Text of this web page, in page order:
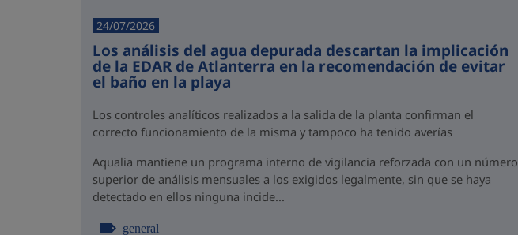
24/07/2026
Los análisis del agua depurada descartan la implicación
de la EDAR de Atlanterra en la recomendación de evitar
el baño en la playa
Los controles analíticos realizados a la salida de la planta confirman el
correcto funcionamiento de la misma y tampoco ha tenido averías
Aqualia mantiene un programa interno de vigilancia reforzada con un número
superior de análisis mensuales a los exigidos legalmente, sin que se haya
detectado en ellos ninguna incide...
general